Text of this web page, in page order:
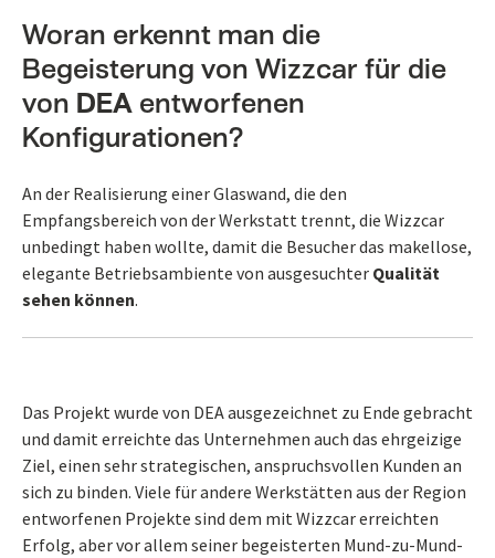
Woran erkennt man die
Begeisterung von Wizzcar für die
von DEA entworfenen
Konfigurationen?
An der Realisierung einer Glaswand, die den
Empfangsbereich von der Werkstatt trennt, die Wizzcar
unbedingt haben wollte, damit die Besucher das makellose,
elegante Betriebsambiente von ausgesuchter Qualität
sehen können.
Das Projekt wurde von DEA ausgezeichnet zu Ende gebracht
und damit erreichte das Unternehmen auch das ehrgeizige
Ziel, einen sehr strategischen, anspruchsvollen Kunden an
sich zu binden. Viele für andere Werkstätten aus der Region
entworfenen Projekte sind dem mit Wizzcar erreichten
Erfolg, aber vor allem seiner begeisterten Mund-zu-Mund-